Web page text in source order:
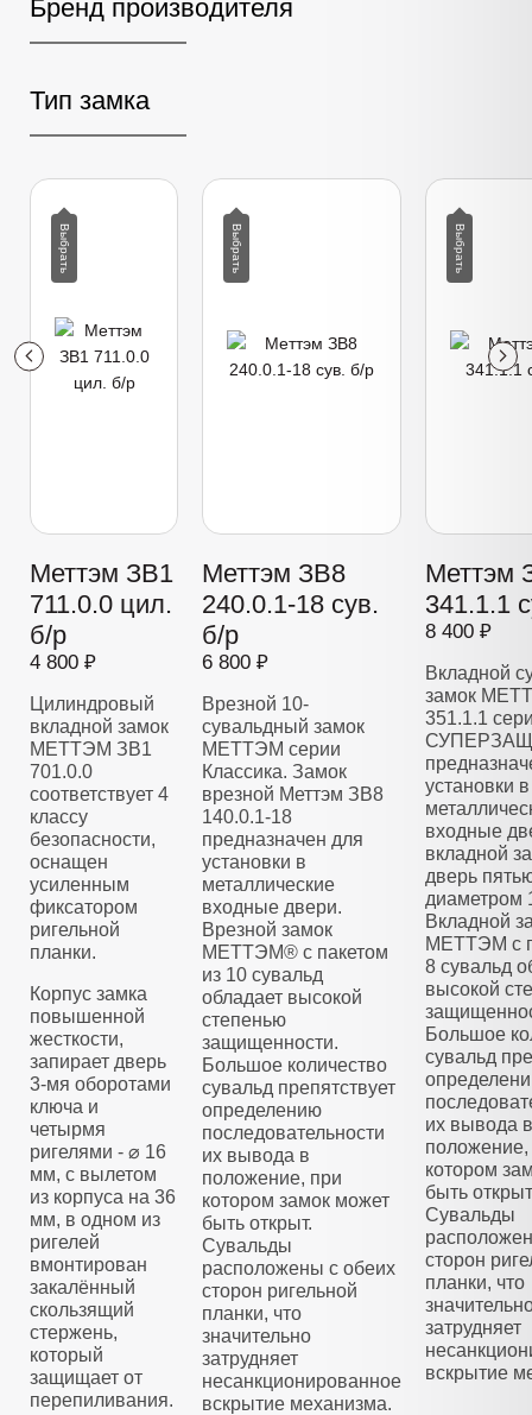
Бренд производителя
Тип замка
Меттэм ЗВ1
711.0.0 цил.
б/р
4 800 ₽
Цилиндровый
вкладной замок
МЕТТЭМ ЗВ1
701.0.0
соответствует 4
классу
безопасности,
оснащен
усиленным
фиксатором
ригельной
планки.
Корпус замка
повышенной
жесткости,
запирает дверь
3-мя оборотами
ключа и
четырмя
ригелями - ⌀ 16
мм, с вылетом
из корпуса на 36
мм, в одном из
ригелей
вмонтирован
закалённый
скользящий
стержень,
который
защищает от
перепиливания.
Меттэм ЗВ8
240.0.1-18 сув.
б/р
6 800 ₽
Врезной 10-
сувальдный замок
МЕТТЭМ серии
Классика. Замок
врезной Меттэм ЗВ8
140.0.1-18
предназначен для
установки в
металлические
входные двери.
Врезной замок
МЕТТЭМ® с пакетом
из 10 сувальд
обладает высокой
степенью
защищенности.
Большое количество
сувальд препятствует
определению
последовательности
их вывода в
положение, при
котором замок может
быть открыт.
Сувальды
расположены с обеих
сторон ригельной
планки, что
значительно
затрудняет
несанкционированное
вскрытие механизма.
Меттэм
341.1.1
8 400 ₽
Вкладной
замок
351.1.1
установки в
входные
вкладной
дверь
диаметром
Вкладной
МЕТТЭМ с
8 сувальд
высокой
Большое
сувальд
их вывода в
положение,
котором
быть
Сувальды
сторон
планки, что
затрудняет
вскрытие